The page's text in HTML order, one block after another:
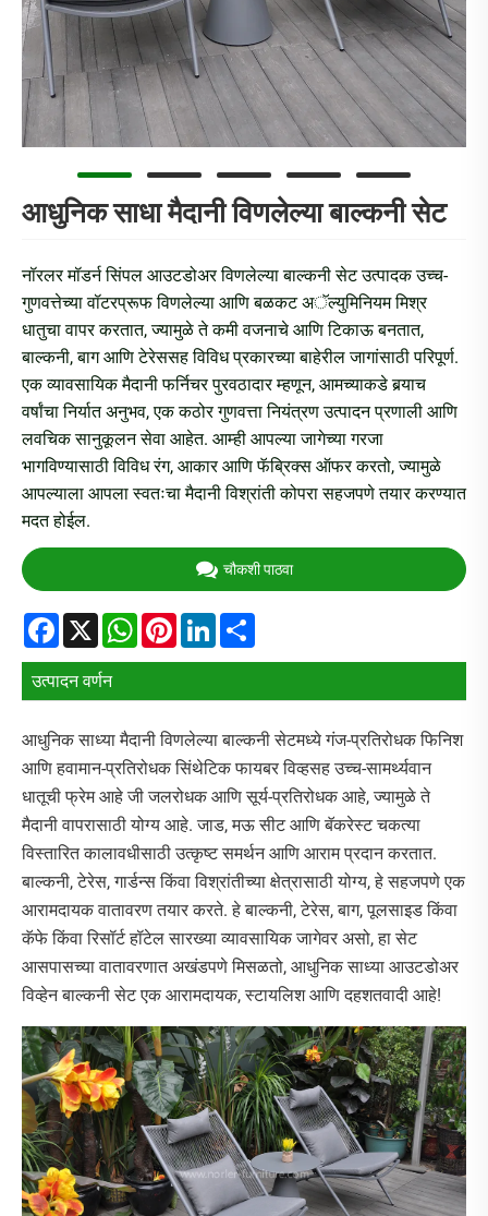
आधुनिक साधा मैदानी विणलेल्या बाल्कनी सेट
नॉरलर मॉडर्न सिंपल आउटडोअर विणलेल्या बाल्कनी सेट उत्पादक उच्च-
गुणवत्तेच्या वॉटरप्रूफ विणलेल्या आणि बळकट अॅल्युमिनियम मिश्र
धातुचा वापर करतात, ज्यामुळे ते कमी वजनाचे आणि टिकाऊ बनतात,
बाल्कनी, बाग आणि टेरेससह विविध प्रकारच्या बाहेरील जागांसाठी परिपूर्ण.
एक व्यावसायिक मैदानी फर्निचर पुरवठादार म्हणून, आमच्याकडे बर्‍याच
वर्षांचा निर्यात अनुभव, एक कठोर गुणवत्ता नियंत्रण उत्पादन प्रणाली आणि
लवचिक सानुकूलन सेवा आहेत. आम्ही आपल्या जागेच्या गरजा
भागविण्यासाठी विविध रंग, आकार आणि फॅब्रिक्स ऑफर करतो, ज्यामुळे
आपल्याला आपला स्वतःचा मैदानी विश्रांती कोपरा सहजपणे तयार करण्यात
मदत होईल.
चौकशी पाठवा
Facebook
X WhatsApp
PinterestLinkedIn
उत्पादन वर्णन
आधुनिक साध्या मैदानी विणलेल्या बाल्कनी सेटमध्ये गंज-प्रतिरोधक फिनिश
आणि हवामान-प्रतिरोधक सिंथेटिक फायबर विव्हसह उच्च-सामर्थ्यवान
धातूची फ्रेम आहे जी जलरोधक आणि सूर्य-प्रतिरोधक आहे, ज्यामुळे ते
मैदानी वापरासाठी योग्य आहे. जाड, मऊ सीट आणि बॅकरेस्ट चकत्या
विस्तारित कालावधीसाठी उत्कृष्ट समर्थन आणि आराम प्रदान करतात.
बाल्कनी, टेरेस, गार्डन्स किंवा विश्रांतीच्या क्षेत्रासाठी योग्य, हे सहजपणे एक
आरामदायक वातावरण तयार करते. हे बाल्कनी, टेरेस, बाग, पूलसाइड किंवा
कॅफे किंवा रिसॉर्ट हॉटेल सारख्या व्यावसायिक जागेवर असो, हा सेट
आसपासच्या वातावरणात अखंडपणे मिसळतो, आधुनिक साध्या आउटडोअर
विव्हेन बाल्कनी सेट एक आरामदायक, स्टायलिश आणि दहशतवादी आहे!